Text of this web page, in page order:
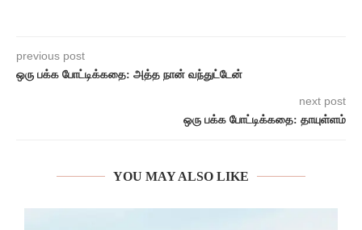
previous post
ஒரு பக்க போட்டிக்கதை: அத்த நான் வந்துட்டேன்
next post
ஒரு பக்க போட்டிக்கதை: தாயுள்ளம்
YOU MAY ALSO LIKE